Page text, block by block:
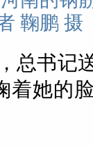
鞠鹏 摄
书记
着她的